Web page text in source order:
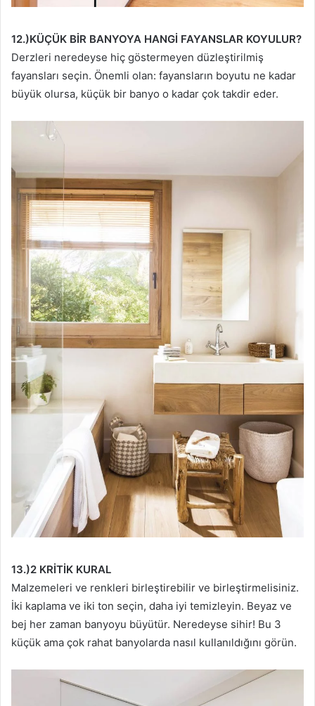
12.)KÜÇÜK BİR BANYOYA HANGİ FAYANSLAR KOYULUR?
Derzleri neredeyse hiç göstermeyen düzleştirilmiş
fayansları seçin. Önemli olan: fayansların boyutu ne kadar
büyük olursa, küçük bir banyo o kadar çok takdir eder.
13.)2 KRİTİK KURAL
Malzemeleri ve renkleri birleştirebilir ve birleştirmelisiniz.
İki kaplama ve iki ton seçin, daha iyi temizleyin. Beyaz ve
bej her zaman banyoyu büyütür. Neredeyse sihir! Bu 3
küçük ama çok rahat banyolarda nasıl kullanıldığını görün.